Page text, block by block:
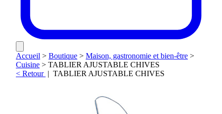
Accueil > Boutique > Maison, gastronomie et bien-être >
Cuisine > TABLIER AJUSTABLE CHIVES
< Retour | TABLIER AJUSTABLE CHIVES